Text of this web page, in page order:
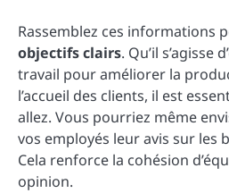
Rassemblez ces informations
objectifs clairs. Qu’il s’agisse
travail pour améliorer la
l’accueil des clients, il est
allez. Vous pourriez même
vos employés leur avis sur les
Cela renforce la cohésion
opinion.